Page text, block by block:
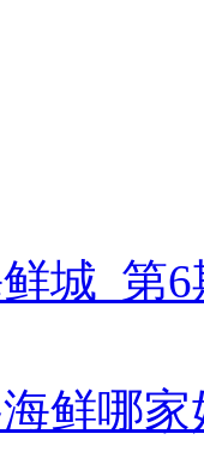
城_第
鲜哪